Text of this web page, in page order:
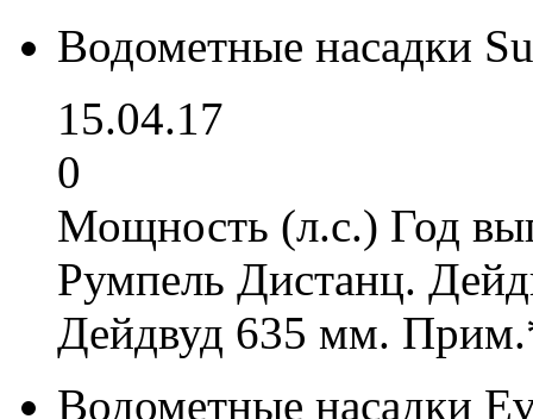
Водометные насадки
15.04.17
0
Мощность (л.с.) Год
Румпель Дистанц.
Дейдвуд 635 мм.
Водометные насадки